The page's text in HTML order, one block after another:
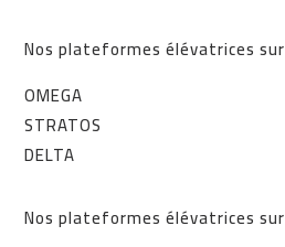
Nos plateformes élévatrices sur
OMEGA
STRATOS
DELTA
Nos plateformes élévatrices sur